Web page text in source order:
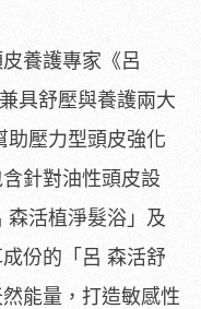
養護專家《呂
具舒壓與養護兩大
助壓力型頭皮強化
針對油性頭皮設
森活植淨髮浴」及
份的「呂 森活舒
能量，打造敏感性